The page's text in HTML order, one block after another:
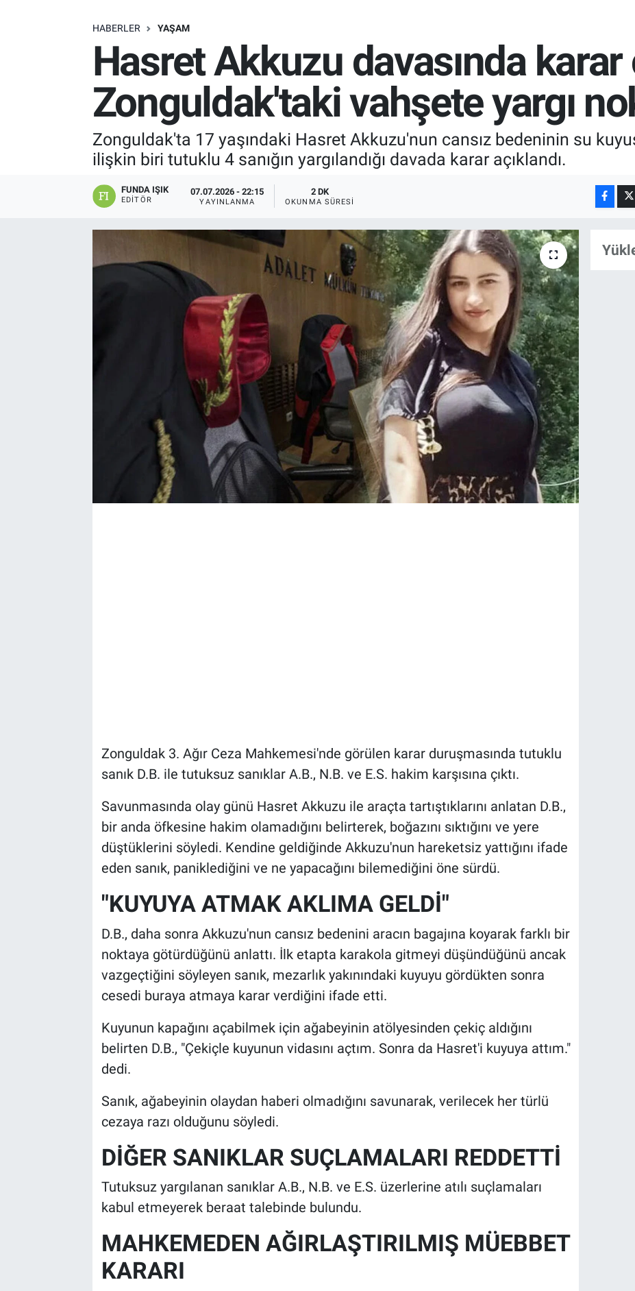
HABERLER YAŞAM
Hasret Akkuzu davasında karar
Zonguldak'taki vahşete yargı
Zonguldak'ta 17 yaşındaki Hasret Akkuzu'nun cansız bedeninin su
ilişkin biri tutuklu 4 sanığın yargılandığı davada karar açıklandı.
FUNDA IŞIK
EDITÖR
07.07.2026 - 22:15
YAYINLANMA
2 DK
OKUNMA SÜRESI
Zonguldak 3. Ağır Ceza Mahkemesi'nde görülen karar duruşmasında tutuklu
sanık D.B. ile tutuksuz sanıklar A.B., N.B. ve E.S. hakim karşısına çıktı.
Savunmasında olay günü Hasret Akkuzu ile araçta tartıştıklarını anlatan D.B.,
bir anda öfkesine hakim olamadığını belirterek, boğazını sıktığını ve yere
düştüklerini söyledi. Kendine geldiğinde Akkuzu'nun hareketsiz yattığını ifade
eden sanık, paniklediğini ve ne yapacağını bilemediğini öne sürdü.
"KUYUYA ATMAK AKLIMA GELDİ"
D.B., daha sonra Akkuzu'nun cansız bedenini aracın bagajına koyarak farklı bir
noktaya götürdüğünü anlattı. İlk etapta karakola gitmeyi düşündüğünü ancak
vazgeçtiğini söyleyen sanık, mezarlık yakınındaki kuyuyu gördükten sonra
cesedi buraya atmaya karar verdiğini ifade etti.
Kuyunun kapağını açabilmek için ağabeyinin atölyesinden çekiç aldığını
belirten D.B., "Çekiçle kuyunun vidasını açtım. Sonra da Hasret'i kuyuya attım."
dedi.
Sanık, ağabeyinin olaydan haberi olmadığını savunarak, verilecek her türlü
cezaya razı olduğunu söyledi.
DİĞER SANIKLAR SUÇLAMALARI REDDETTİ
Tutuksuz yargılanan sanıklar A.B., N.B. ve E.S. üzerlerine atılı suçlamaları
kabul etmeyerek beraat talebinde bulundu.
MAHKEMEDEN AĞIRLAŞTIRILMIŞ MÜEBBET
KARARI
ÖZEL HABER
ASTROLOJİ
RESMİ İLANLAR